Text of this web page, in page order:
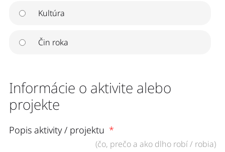
Kultúra
Čin roka
Informácie o aktivite alebo
projekte
Popis aktivity / projektu
(čo, prečo a ako dlho robí / robia)